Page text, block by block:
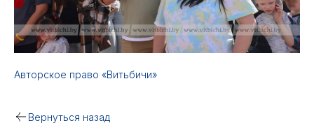
Авторское право «Витьбичи»
Вернуться назад